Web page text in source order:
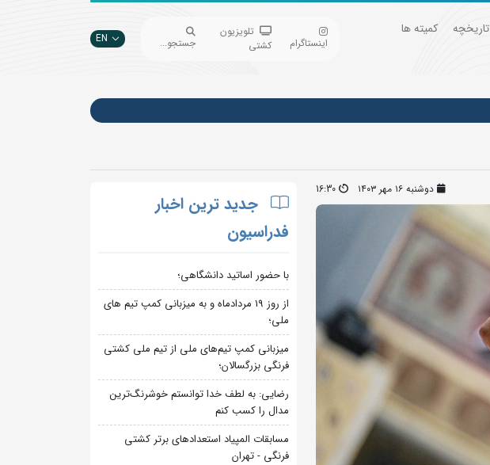
تاریخچه
کمیته ها
اینستاگرام
تلویزیون
کشتی
جستجو... EN
دوشنبه ۱۶ مهر ۱۴۰۳ 16:30
جدید ترین اخبار
فدراسیون
با حضور اساتید دانشگاهی؛
از روز 19 مردادماه و به میزبانی کمپ تیم های
ملی؛
میزبانی کمپ تیم‌های ملی از تیم ملی کشتی
فرنگی بزرگسالان؛
رضایی: به لطف خدا توانستم خوشرنگ‌ترین
مدال را کسب کنم
مسابقات المپیاد استعدادهای برتر کشتی
فرنگی - تهران